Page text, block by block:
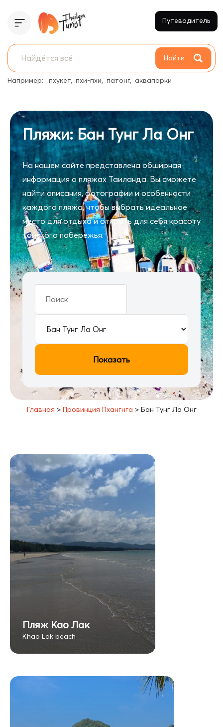
Найти
Например: пхукет пхи-пхи патонг аквапарки
Путеводитель
Пляжи: Бан Тунг Ла Онг
На нашем сайте представлена обширная
информация о пляжах Таиланда. Вы сможете
найти описания, фотографии и особенности
каждого пляжа, чтобы выбрать идеальное
место для отдыха и открыть для себя красоту
тайского побережья.
Показать
Главная > Провинция Пхангнга > Бан Тунг Ла Онг
Пляж Као Лак
Khao Lak beach